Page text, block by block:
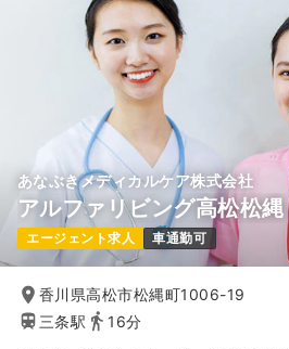
万円〜 /月
※一例
8:30～17:30（休憩60分）
土日休み
年間休日120日
オンコ
月給34万円以上可
気になる
あなぶきメディカルケア株式会社
アルファリビング高松松縄
エージェント求人 車通勤可
香川県高松市松縄町1006-19
三条駅
16分